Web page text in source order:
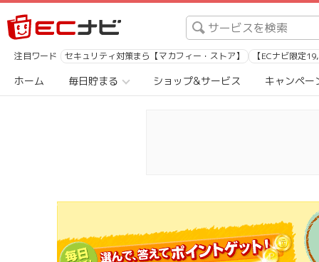
注目ワード セキュリティ対策まら【マカフィー・ストア】 【ECナビ限定
ホーム 毎日貯まる ショップ&サービス キャンペー